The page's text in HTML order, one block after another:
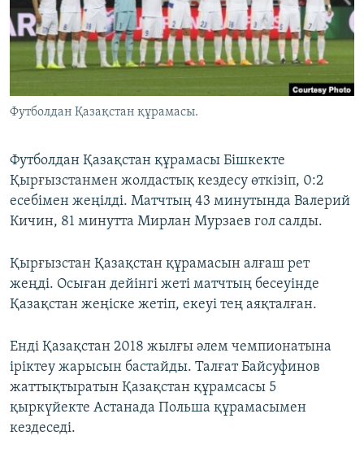
ЖАЗЫЛЫҢЫЗ
Басқа тілдерде
Футболдан Қазақстан құрамасы.
Футболдан Қазақстан құрамасы Бішкекте
Қырғызстанмен жолдастық кездесу өткізіп, 0:2
есебімен жеңілді. Матчтың 43 минутында Валерий
Кичин, 81 минутта Мирлан Мурзаев гол салды.
Қырғызстан Қазақстан құрамасын алғаш рет
жеңді. Осыған дейінгі жеті матчтың бесеуінде
Қазақстан жеңіске жетіп, екеуі тең аяқталған.
Енді Қазақстан 2018 жылғы әлем чемпионатына
іріктеу жарысын бастайды. Талғат Байсуфинов
жаттықтыратын Қазақстан құрамсасы 5
қыркүйекте Астанада Польша құрамасымен
кездеседі.